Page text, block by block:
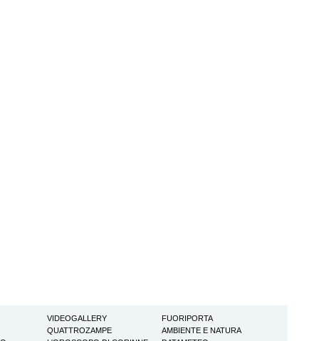
VIDEOGALLERY
FUORIPORTA
QUATTROZAMPE
AMBIENTE E NATURA